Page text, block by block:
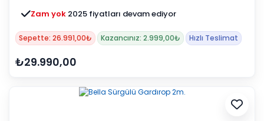
Zam yok 2025 fiyatları devam ediyor
Sepette: 26.991,00₺ Kazancınız: 2.999,00₺ Hızlı Teslimat
₺29.990,00